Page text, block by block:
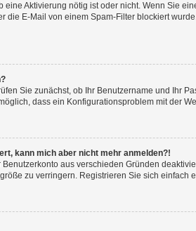
eine Aktivierung nötig ist oder nicht. Wenn Sie
die E-Mail von einem Spam-Filter blockiert
Sie zunächst, ob Ihr Benutzername und Ihr
dass ein Konfigurationsproblem mit der
kann mich aber nicht mehr anmelden?!
Benutzerkonto aus verschieden Gründen
zu verringern. Registrieren Sie sich einfach